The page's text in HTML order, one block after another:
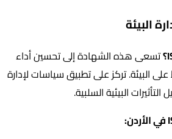
تسعى هذه الشهادة إلى تحسين أداء
البيئة. تركز على تطبيق سياسات لإدارة
البيئية السلبية.